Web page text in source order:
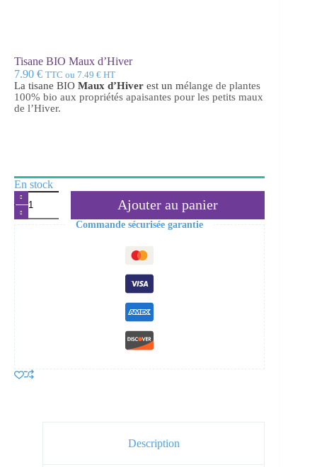
Tisane BIO Maux d’Hiver
7.90 € TTC ou 7.49 € HT
La tisane BIO Maux d’Hiver est un mélange de plantes
100% bio aux propriétés apaisantes pour les petits maux
de l’Hiver.
En stock
quantité
de
Tisane
BIO
Maux
d'Hiver
Ajouter au panier
Commande sécurisée garantie
Description